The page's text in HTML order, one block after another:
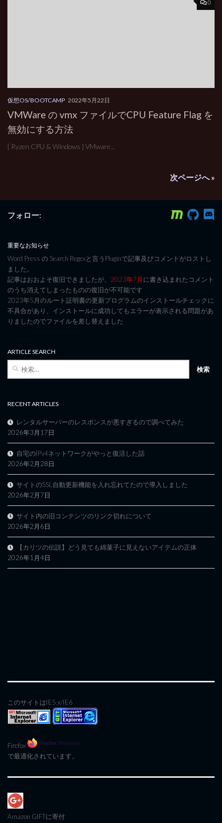
0
仮想OS/BOOTCAMP 2022年5月22日
VMWare の vmx ファイルでCPU Feature Flag を
無効にする方法
[ Ryzen CPU & Windows ] VMware...
次ページへ »
フォロー:
重要なお知らせ
Word Press の Search Regexと言うPluginで記事及びコメントがロストし
ました。
記事はおおよそ復旧できましたが、 2023年7月に書き込まれたコメント
のうち消えてしまったものの復旧が不可能です
2023年5月のルート証明書の更新プログラムのインストールチェックに
不具合があり、インストールに成功してもエラーが表示される問題があ
りましたのでファイルを差し替えました
ARTICLE SEARCH
RECENT ARTICLES
レンタルサーバーのレスポンスが悪すぎるので調べてみた
2026年3月17日
自宅のIPv4ネットワークがやっと復活した話
2026年2月28日
サイトのSSL自動更新機能を入れ忘れてたので導入しました
2026年2月7日
サイト内の旧コンテンツのリンク切れについて
2026年2月6日
【カリツの伝説】どう見ても綿菓子に見えないアイテムの正体
2026年1月4日
このサイトはIE5.x/IE6
Firefox
で最適化されています。
Amazon GIFTに寄付